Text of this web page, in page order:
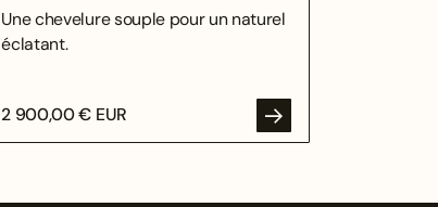
Une chevelure souple pour un naturel
éclatant.
2 900,00 € EUR